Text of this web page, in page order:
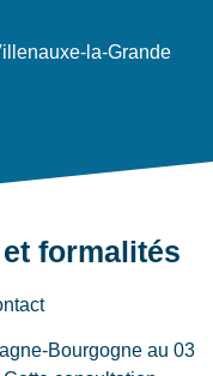
la-Grande
formalités
Bourgogne au 03